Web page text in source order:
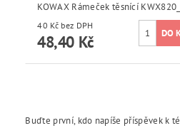
KOWAX Rámeček těsnící
40 Kč bez DPH
48,40 Kč
Buďte první, kdo napíše příspěvek k